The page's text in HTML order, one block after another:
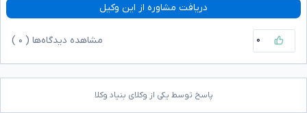
دریافت مشاوره از این وکیل
۰ مشاهده دیدگاه‌ها ( ۰
پاسخ توسط یکی از وکلای بنیاد وکلا